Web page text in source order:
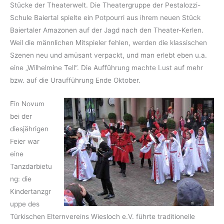
Stücke der Theaterwelt. Die Theater­gruppe der Pestalozzi-
Schule Baiertal spielte ein Potpourri aus ihrem neuen Stück
Baiertaler Amazonen auf der Jagd nach den Theater-Kerlen.
Weil die männlichen Mitspieler fehlen, werden die klassischen
Szenen neu und amüsant verpackt, und man erlebt eben u.a.
eine „Wilhelmine Tell“. Die Aufführung machte Lust auf mehr
bzw. auf die Uraufführung Ende Oktober.
Ein Novum
bei der
diesjährigen
Feier war
eine
Tanzdarbietu
ng: die
Kindertanzgr
uppe des
Türkischen Elternvereins Wiesloch e.V. führte traditionelle